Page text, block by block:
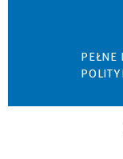
PEŁNE